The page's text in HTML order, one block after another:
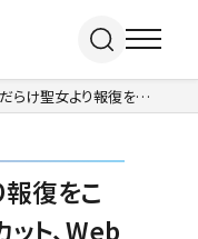
めて」第４話あらすじ、先行カット、Web予告動画を公開！
復をこ
ト、Web